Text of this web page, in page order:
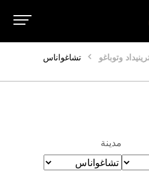
وتوباغو تشاغواناس
مدينة